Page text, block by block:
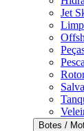
Jet
Botes /